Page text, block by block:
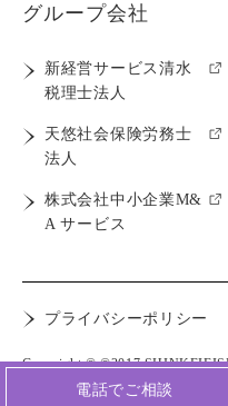
電話でご相談
グループ会社
新経営サービス清水
税理士法人
天悠社会保険労務士
法人
株式会社中小企業M&
A サービス
プライバシーポリシー
Copyright © ©2017